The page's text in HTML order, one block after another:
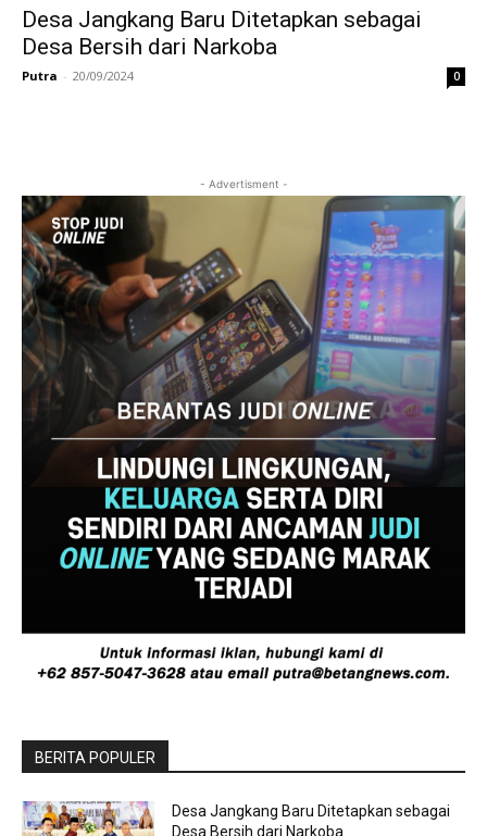
Desa Jangkang Baru Ditetapkan sebagai
Desa Bersih dari Narkoba
Putra - 20/09/2024 0
- Advertisment -
BERITA POPULER
Desa Jangkang Baru Ditetapkan sebagai
Desa Bersih dari Narkoba